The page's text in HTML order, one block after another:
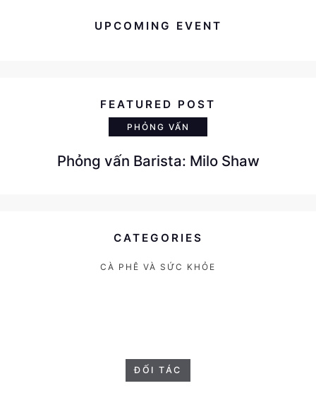
UPCOMING EVENT
FEATURED POST
PHỎNG VẤN
Phỏng vấn Barista: Milo Shaw
CATEGORIES
CÀ PHÊ VÀ SỨC KHỎE
ĐỐI TÁC